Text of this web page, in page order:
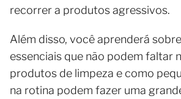
recorrer a produtos agressivos.
Além disso, você aprenderá
essenciais que não podem faltar
produtos de limpeza e como
na rotina podem fazer uma